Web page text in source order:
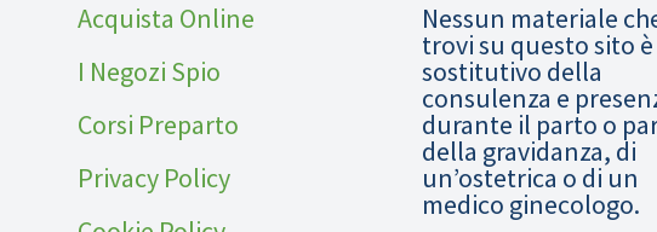
Acquista Online
I Negozi Spio
Corsi Preparto
Privacy Policy
Nessun materiale
trovi su questo sito è
sostitutivo della
consulenza e
durante il parto o
della gravidanza, di
un’ostetrica o di un
medico ginecologo.